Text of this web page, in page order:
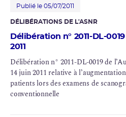
Publié le 05/07/2011
DÉLIBÉRATIONS DE L'ASNR
Délibération n° 2011-DL-
2011
Délibération n° 2011-DL-0019 de
14 juin 2011 relative à
patients lors des examens de
conventionnelle